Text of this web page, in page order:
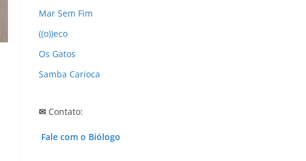
s
Mar Sem Fim
((o))eco
Os Gatos
Samba Carioca
✉ Contato:
Fale com o Biólogo